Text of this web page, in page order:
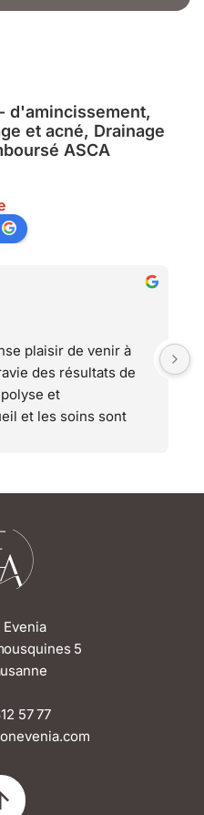
d'amincissement,
et acné, Drainage
ASCA
plaisir de venir à
des résultats de
et
et les soins sont
5
57 77